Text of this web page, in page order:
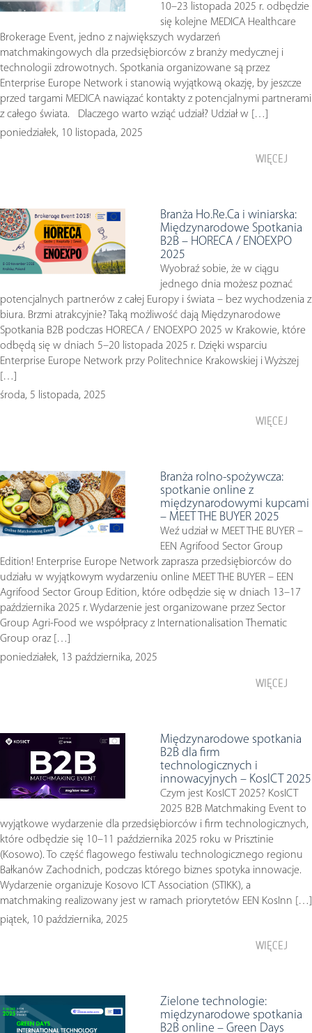
10–23 listopada 2025 r. odbędzie
się kolejne MEDICA Healthcare
Brokerage Event, jedno z największych wydarzeń
matchmakingowych dla przedsiębiorców z branży medycznej i
technologii zdrowotnych. Spotkania organizowane są przez
Enterprise Europe Network i stanowią wyjątkową okazję, by jeszcze
przed targami MEDICA nawiązać kontakty z potencjalnymi partnerami
z całego świata. Dlaczego warto wziąć udział? Udział w […]
poniedziałek, 10 listopada, 2025
WIĘCEJ
Branża Ho.Re.Ca i winiarska:
Międzynarodowe Spotkania
B2B – HORECA / ENOEXPO
2025
Wyobraź sobie, że w ciągu
jednego dnia możesz poznać
potencjalnych partnerów z całej Europy i świata – bez wychodzenia z
biura. Brzmi atrakcyjnie? Taką możliwość dają Międzynarodowe
Spotkania B2B podczas HORECA / ENOEXPO 2025 w Krakowie, które
odbędą się w dniach 5–20 listopada 2025 r. Dzięki wsparciu
Enterprise Europe Network przy Politechnice Krakowskiej i Wyższej
[…]
środa, 5 listopada, 2025
WIĘCEJ
Branża rolno-spożywcza:
spotkanie online z
międzynarodowymi kupcami
– MEET THE BUYER 2025
Weź udział w MEET THE BUYER –
EEN Agrifood Sector Group
Edition! Enterprise Europe Network zaprasza przedsiębiorców do
udziału w wyjątkowym wydarzeniu online MEET THE BUYER – EEN
Agrifood Sector Group Edition, które odbędzie się w dniach 13–17
października 2025 r. Wydarzenie jest organizowane przez Sector
Group Agri-Food we współpracy z Internationalisation Thematic
Group oraz […]
poniedziałek, 13 października, 2025
WIĘCEJ
Międzynarodowe spotkania
B2B dla firm
technologicznych i
innowacyjnych – KosICT 2025
Czym jest KosICT 2025? KosICT
2025 B2B Matchmaking Event to
wyjątkowe wydarzenie dla przedsiębiorców i firm technologicznych,
które odbędzie się 10–11 października 2025 roku w Prisztinie
(Kosowo). To część flagowego festiwalu technologicznego regionu
Bałkanów Zachodnich, podczas którego biznes spotyka innowacje.
Wydarzenie organizuje Kosovo ICT Association (STIKK), a
matchmaking realizowany jest w ramach priorytetów EEN KosInn […]
piątek, 10 października, 2025
WIĘCEJ
Zielone technologie:
międzynarodowe spotkania
B2B online – Green Days